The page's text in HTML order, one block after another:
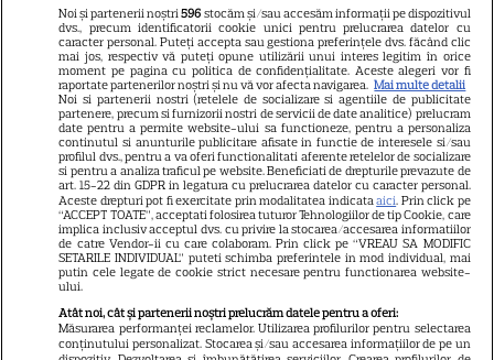
Despre Tvmania
Contact
Contacte televiziuni
Abonamente
Publicitate
Termeni și condiții
Despre cookies
Politica de confidenţialitate
Sitemap
Noi și partenerii noștri596 stocăm și/sau accesăm informații pe dispozitivul
dvs., precum identificatorii cookie unici pentru prelucrarea datelor cu
caracter personal. Puteți accepta sau gestiona preferințele dvs. făcând clic
mai jos, respectiv vă puteți opune utilizării unui interes legitim în orice
moment pe pagina cu politica de confidențialitate. Aceste alegeri vor fi
raportate partenerilor noștri și nu vă vor afecta navigarea. Mai multe detalii
Noi si partenerii nostri (retelele de socializare si agentiile de publicitate
partenere, precum si furnizorii nostri de servicii de date analitice) prelucram
date pentru a permite website-ului sa functioneze, pentru a personaliza
continutul si anunturile publicitare afisate in functie de interesele si/sau
profilul dvs., pentru a va oferi functionalitati aferente retelelor de socializare
si pentru a analiza traficul pe website. Beneficiati de drepturile prevazute de
art. 15-22 din GDPR in legatura cu prelucrarea datelor cu caracter personal.
Aceste drepturi pot fi exercitate prin modalitatea indicataaici. Prin click pe
“ACCEPT TOATE”, acceptati folosirea tuturor Tehnologiilor de tip Cookie, care
implica inclusiv acceptul dvs. cu privire la stocarea/accesarea informatiilor
de catre Vendor-ii cu care colaboram. Prin click pe “VREAU SA MODIFIC
SETARILE INDIVIDUAL” puteti schimba preferintele in mod individual, mai
putin cele legate de cookie strict necesare pentru functionarea website-
ului.
Atât noi, cât și partenerii noștri prelucrăm datele pentru a oferi:
Măsurarea performanței reclamelor. Utilizarea profilurilor pentru selectarea
conținutului personalizat. Stocarea și/sau accesarea informațiilor de pe un